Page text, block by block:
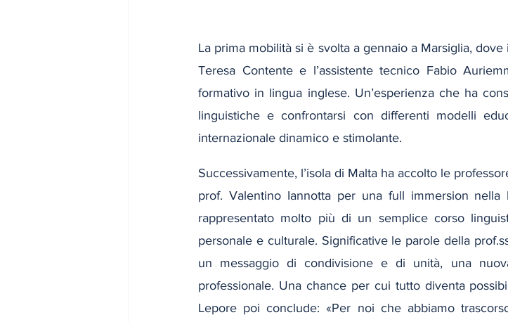
La prima mobilità si è svolta a gennaio a Marsiglia,
Teresa Contente e l’assistente tecnico Fabio
formativo in lingua inglese. Un’esperienza che ha
linguistiche e confrontarsi con differenti modelli
internazionale dinamico e stimolante.
Successivamente, l’isola di Malta ha accolto le
prof. Valentino Iannotta per una full immersion
rappresentato molto più di un semplice corso
personale e culturale. Significative le parole della
un messaggio di condivisione e di unità, una
professionale. Una chance per cui tutto diventa
Lepore poi conclude: «Per noi che abbiamo